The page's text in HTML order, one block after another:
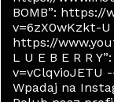
BOMB”:
v=6zX0wKzkt-U
https://
L U E B E R R
Wpadaj na